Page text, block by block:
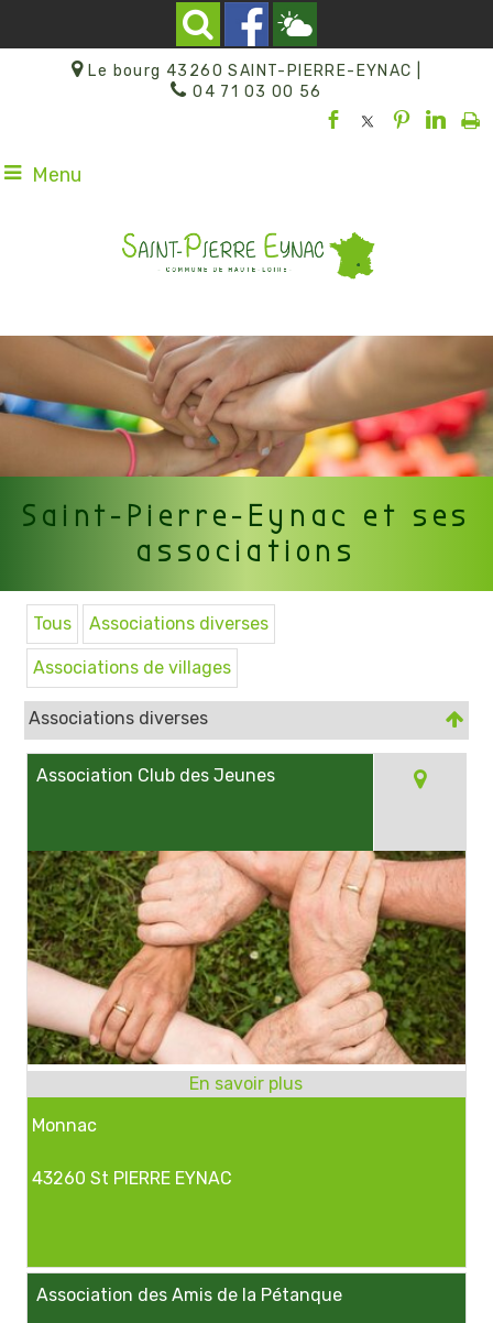
Le bourg 43260 SAINT-PIERRE-EYNAC |
04 71 03 00 56
Menu
Saint-Pierre-Eynac et ses
associations
Tous Associations diverses
Associations de villages
Associations diverses
Association Club des Jeunes
Monnac
43260 St PIERRE EYNAC
Association des Amis de la Pétanque